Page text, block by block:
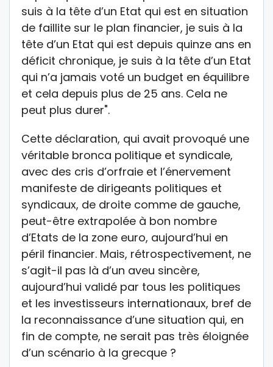
suis à la tête d’un Etat qui est en situation
de faillite sur le plan financier, je suis à la
tête d’un Etat qui est depuis quinze ans en
déficit chronique, je suis à la tête d’un Etat
qui n’a jamais voté un budget en équilibre
et cela depuis plus de 25 ans. Cela ne
peut plus durer".
Cette déclaration, qui avait provoqué une
véritable bronca politique et syndicale,
avec des cris d’orfraie et l’énervement
manifeste de dirigeants politiques et
syndicaux, de droite comme de gauche,
peut-être extrapolée à bon nombre
d’Etats de la zone euro, aujourd’hui en
péril financier. Mais, rétrospectivement, ne
s’agit-il pas là d’un aveu sincère,
aujourd’hui validé par tous les politiques
et les investisseurs internationaux, bref de
la reconnaissance d’une situation qui, en
fin de compte, ne serait pas très éloignée
d’un scénario à la grecque ?